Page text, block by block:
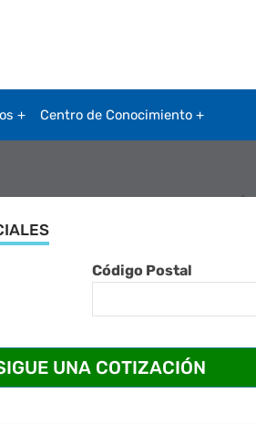
Centro de Conocimiento
Código Postal